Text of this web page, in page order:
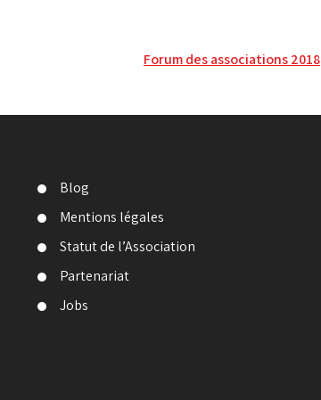
Forum des associations 2018
Blog
Mentions légales
Statut de l’Association
Partenariat
Jobs